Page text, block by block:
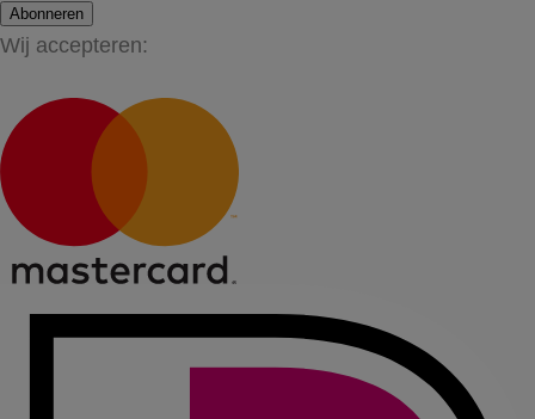
Abonneren
Wij accepteren: